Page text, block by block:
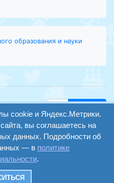
образования и науки
Версия
сайта для
слабовидящих
cookie и Яндекс.Метрики.
вы соглашаетесь на
данных. Подробности об
— в политике
.